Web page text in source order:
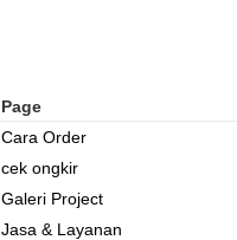
Page
Cara Order
cek ongkir
Galeri Project
Jasa & Layanan